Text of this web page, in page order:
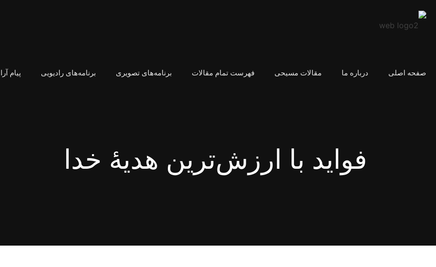
صفحه اصلی درباره ما مقالات مسیحی فهرست تمام مقالات برنامه‌های تصویری برنامه‌های رادیویی پیام
فواید با ارزش‌ترین هدیهٔ خدا